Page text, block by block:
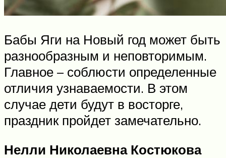
Бабы Яги на Новый год может быть
разнообразным и неповторимым.
Главное – соблюсти определенные
отличия узнаваемости. В этом
случае дети будут в восторге,
праздник пройдет замечательно.
Нелли Николаевна Костюкова